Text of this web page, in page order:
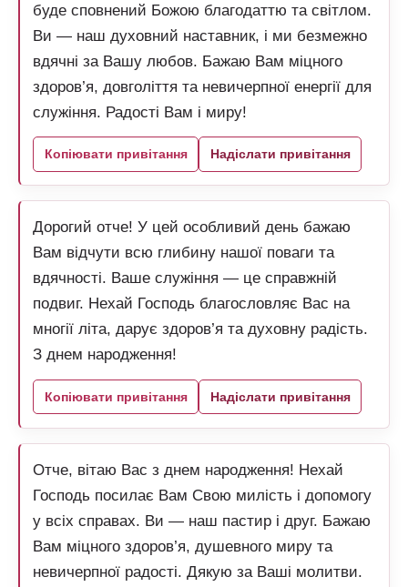
буде сповнений Божою благодаттю та світлом.
Ви — наш духовний наставник, і ми безмежно
вдячні за Вашу любов. Бажаю Вам міцного
здоров’я, довголіття та невичерпної енергії для
служіння. Радості Вам і миру!
Копіювати привітання Надіслати привітання
Дорогий отче! У цей особливий день бажаю
Вам відчути всю глибину нашої поваги та
вдячності. Ваше служіння — це справжній
подвиг. Нехай Господь благословляє Вас на
многії літа, дарує здоров’я та духовну радість.
З днем народження!
Копіювати привітання Надіслати привітання
Отче, вітаю Вас з днем народження! Нехай
Господь посилає Вам Свою милість і допомогу
у всіх справах. Ви — наш пастир і друг. Бажаю
Вам міцного здоров’я, душевного миру та
невичерпної радості. Дякую за Ваші молитви.